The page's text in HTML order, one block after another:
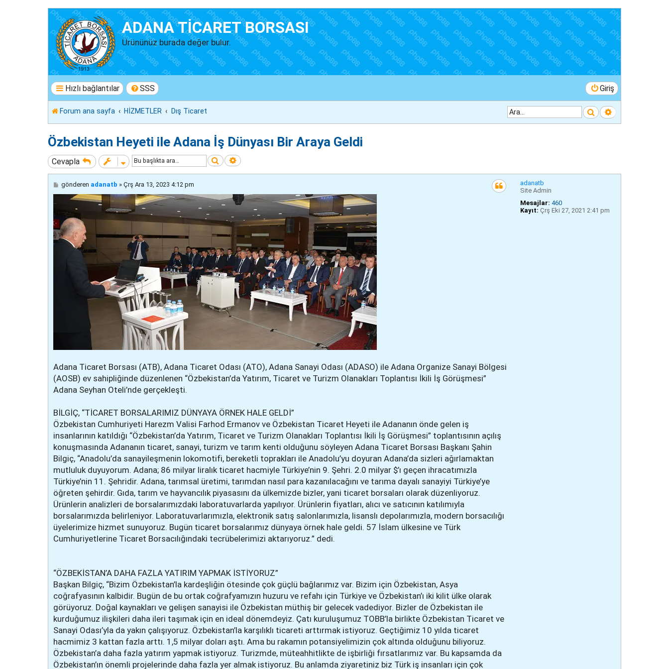
ADANA TİCARET BORSASI
Ürününüz burada değer bulur.
Hızlı bağlantılar SSS Giriş
Forum ana sayfa HİZMETLER Dış Ticaret Ara Gelişmiş arama
Özbekistan Heyeti ile Adana İş Dünyası Bir Araya Geldi
Cevapla Ara Gelişmiş arama
adanatb
Site Admin
Mesajlar: 460
Kayıt: Çrş Eki 27, 2021 2:41 pm
M
gönderen adanatb » Çrş Ara 13, 2023 4:12 pm
Adana Ticaret Borsası (ATB), Adana Ticaret Odası (ATO), Adana Sanayi Odası (ADASO) ile Adana Organize Sanayi Bölgesi
(AOSB) ev sahipliğinde düzenlenen “Özbekistan’da Yatırım, Ticaret ve Turizm Olanakları Toplantısı İkili İş Görüşmesi”
Adana Seyhan Oteli’nde gerçekleşti.
BİLGİÇ, “TİCARET BORSALARIMIZ DÜNYAYA ÖRNEK HALE GELDİ”
Özbekistan Cumhuriyeti Harezm Valisi Farhod Ermanov ve Özbekistan Ticaret Heyeti ile Adananın önde gelen iş
insanlarının katıldığı “Özbekistan’da Yatırım, Ticaret ve Turizm Olanakları Toplantısı İkili İş Görüşmesi” toplantısının açılış
konuşmasında Adananın ticaret, sanayi, turizm ve tarım kenti olduğunu söyleyen Adana Ticaret Borsası Başkanı Şahin
Bilgiç, “Anadolu’da sanayileşmenin lokomotifi, bereketli toprakları ile Anadolu’yu doyuran Adana’da sizleri ağırlamaktan
mutluluk duyuyorum. Adana; 86 milyar liralık ticaret hacmiyle Türkiye’nin 9. Şehri. 2.0 milyar $’ı geçen ihracatımızla
Türkiye’nin 11. Şehridir. Adana, tarımsal üretimi, tarımdan nasıl para kazanılacağını ve tarıma dayalı sanayiyi Türkiye’ye
öğreten şehirdir. Gıda, tarım ve hayvancılık piyasasını da ülkemizde bizler, yani ticaret borsaları olarak düzenliyoruz.
Ürünlerin analizleri de borsalarımızdaki laboratuvarlarda yapılıyor. Ürünlerin fiyatları, alıcı ve satıcının katılımıyla
borsalarımızda belirleniyor. Laboratuvarlarımızla, elektronik satış salonlarımızla, lisanslı depolarımızla, modern borsacılığı
üyelerimize hizmet sunuyoruz. Bugün ticaret borsalarımız dünyaya örnek hale geldi. 57 İslam ülkesine ve Türk
Cumhuriyetlerine Ticaret Borsacılığındaki tecrübelerimizi aktarıyoruz.” dedi.
“ÖZBEKİSTAN’A DAHA FAZLA YATIRIM YAPMAK İSTİYORUZ”
Başkan Bilgiç, “Bizim Özbekistan’la kardeşliğin ötesinde çok güçlü bağlarımız var. Bizim için Özbekistan, Asya
coğrafyasının kalbidir. Bugün de bu ortak coğrafyamızın huzuru ve refahı için Türkiye ve Özbekistan’ı iki kilit ülke olarak
görüyoruz. Doğal kaynakları ve gelişen sanayisi ile Özbekistan müthiş bir gelecek vadediyor. Bizler de Özbekistan ile
kurduğumuz ilişkileri daha ileri taşımak için en ideal dönemdeyiz. Çatı kuruluşumuz TOBB’la birlikte Özbekistan Ticaret ve
Sanayi Odası’yla da yakın çalışıyoruz. Özbekistan’la karşılıklı ticareti arttırmak istiyoruz. Geçtiğimiz 10 yılda ticaret
hacmimiz 3 kattan fazla arttı. 1,5 milyar doları aştı. Ama bu rakamın potansiyelimizin çok altında olduğunu biliyoruz.
Özbekistan’a daha fazla yatırım yapmak istiyoruz. Turizmde, müteahhitlikte de işbirliği fırsatlarımız var. Bu kapsamda da
Özbekistan’ın önemli projelerinde daha fazla yer almak istiyoruz. Bu anlamda ziyaretiniz biz Türk iş insanları için çok